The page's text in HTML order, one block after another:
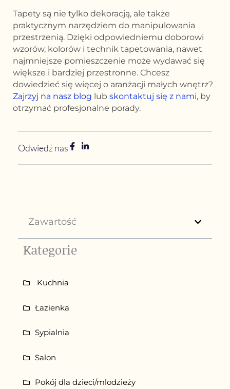
Tapety są nie tylko dekoracją, ale także
praktycznym narzędziem do manipulowania
przestrzenią. Dzięki odpowiedniemu doborowi
wzorów, kolorów i technik tapetowania, nawet
najmniejsze pomieszczenie może wydawać się
większe i bardziej przestronne. Chcesz
dowiedzieć się więcej o aranżacji małych wnętrz?
Zajrzyj na nasz blog lub skontaktuj się z nami, by
otrzymać profesjonalne porady.
Odwiedź nas
Zawartość
Kategorie
Kuchnia
Łazienka
Sypialnia
Salon
Pokój dla dzieci/mlodzieży